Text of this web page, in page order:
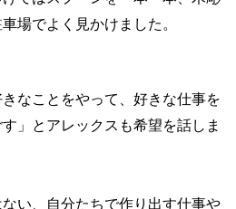
場でよく見かけました。
きなことをやって、好きな仕事を
」とアレックスも希望を話しま
い、自分たちで作り出す仕事や